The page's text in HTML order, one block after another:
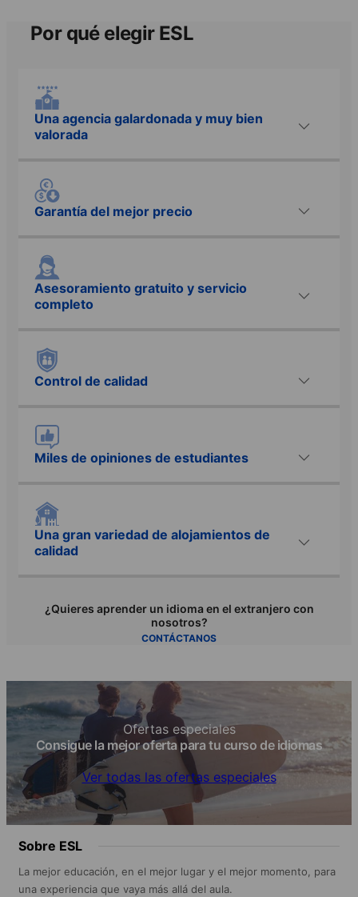
Por qué elegir ESL
Una agencia galardonada y muy bien
valorada
Garantía del mejor precio
Asesoramiento gratuito y servicio
completo
Control de calidad
Miles de opiniones de estudiantes
Una gran variedad de alojamientos de
calidad
¿Quieres aprender un idioma en el extranjero con
nosotros?
CONTÁCTANOS
Ofertas especiales
Consigue la mejor oferta para tu curso de idiomas
Ver todas las ofertas especiales
Sobre ESL
La mejor educación, en el mejor lugar y el mejor momento, para
una experiencia que vaya más allá del aula.